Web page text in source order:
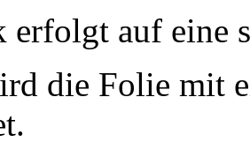
erfolgt auf eine
die Folie mit